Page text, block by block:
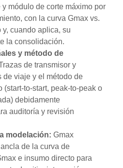
módulo de corte máximo por
con la curva Gmax vs.
y, cuando aplica, su
la consolidación.
y método de
de transmisor y
de viaje y el método de
(start-to-start, peak-to-peak o
debidamente
auditoría y revisión
modelación: Gmax
de la curva de
e insumo directo para